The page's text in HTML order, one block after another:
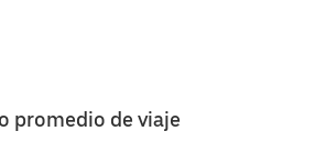
promedio de viaje